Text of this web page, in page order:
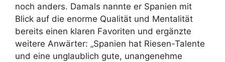
noch anders. Damals nannte er Spanien mit
Blick auf die enorme Qualität und Mentalität
bereits einen klaren Favoriten und ergänzte
weitere Anwärter: „Spanien hat Riesen-Talente
und eine unglaublich gute, unangenehme